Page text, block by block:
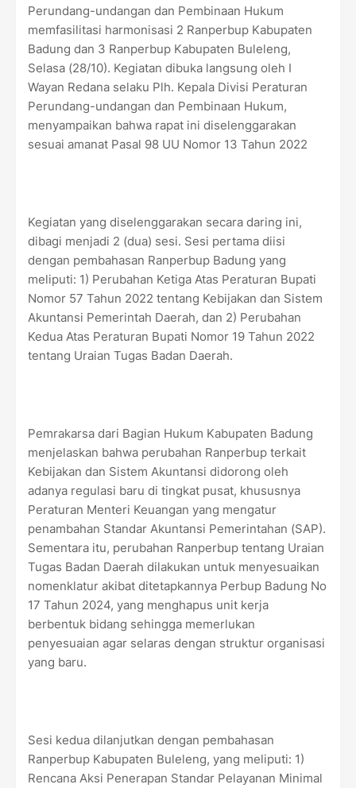
Perundang-undangan dan Pembinaan Hukum
memfasilitasi harmonisasi 2 Ranperbup Kabupaten
Badung dan 3 Ranperbup Kabupaten Buleleng,
Selasa (28/10). Kegiatan dibuka langsung oleh I
Wayan Redana selaku Plh. Kepala Divisi Peraturan
Perundang-undangan dan Pembinaan Hukum,
menyampaikan bahwa rapat ini diselenggarakan
sesuai amanat Pasal 98 UU Nomor 13 Tahun 2022
Kegiatan yang diselenggarakan secara daring ini,
dibagi menjadi 2 (dua) sesi. Sesi pertama diisi
dengan pembahasan Ranperbup Badung yang
meliputi: 1) Perubahan Ketiga Atas Peraturan Bupati
Nomor 57 Tahun 2022 tentang Kebijakan dan Sistem
Akuntansi Pemerintah Daerah, dan 2) Perubahan
Kedua Atas Peraturan Bupati Nomor 19 Tahun 2022
tentang Uraian Tugas Badan Daerah.
Pemrakarsa dari Bagian Hukum Kabupaten Badung
menjelaskan bahwa perubahan Ranperbup terkait
Kebijakan dan Sistem Akuntansi didorong oleh
adanya regulasi baru di tingkat pusat, khususnya
Peraturan Menteri Keuangan yang mengatur
penambahan Standar Akuntansi Pemerintahan (SAP).
Sementara itu, perubahan Ranperbup tentang Uraian
Tugas Badan Daerah dilakukan untuk menyesuaikan
nomenklatur akibat ditetapkannya Perbup Badung No
17 Tahun 2024, yang menghapus unit kerja
berbentuk bidang sehingga memerlukan
penyesuaian agar selaras dengan struktur organisasi
yang baru.
Sesi kedua dilanjutkan dengan pembahasan
Ranperbup Kabupaten Buleleng, yang meliputi: 1)
Rencana Aksi Penerapan Standar Pelayanan Minimal